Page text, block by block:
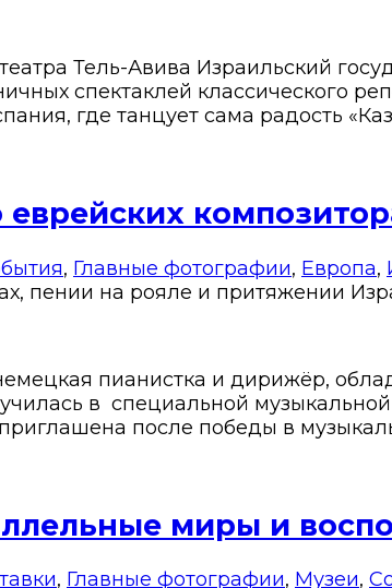
Тель-Авива Израильский
спектаклей классического
где танцует сама радость
, Главные фотографии, Европа,
пении на рояле и притяжении
пианистка и дирижёр,
в специальной
после победы в
миры и
, Главные фотографии, Музеи,